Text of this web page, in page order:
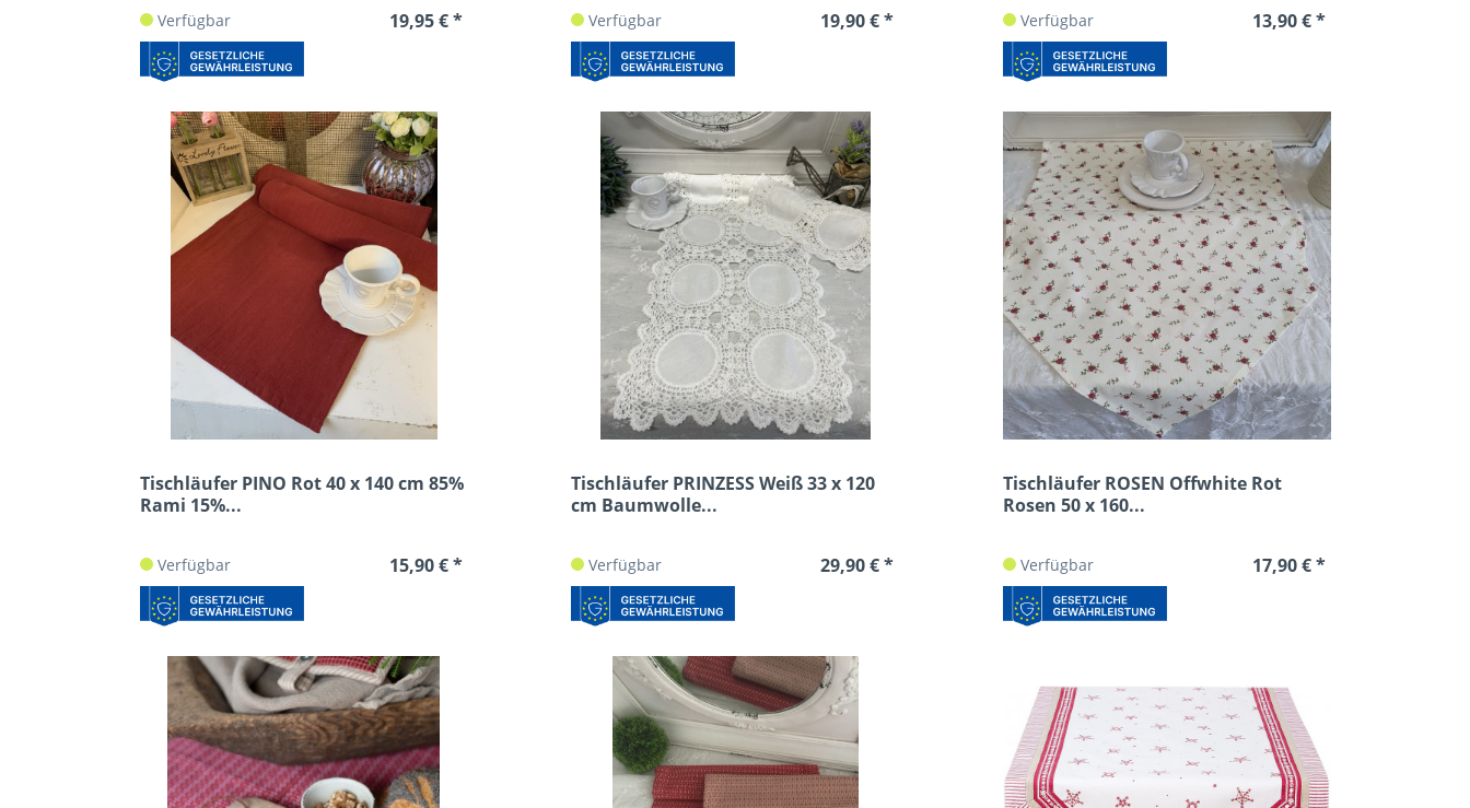
Verfügbar 19,95 € * Verfügbar 19,90 € * Verfügbar 13,90 € *
Tischläufer PINO Rot 40 x 140 cm 85%
Rami 15%...
Verfügbar 15,90 € *
Tischläufer PRINZESS Weiß 33 x 120
cm Baumwolle...
Verfügbar 29,90 € *
Tischläufer ROSEN Offwhite Rot
Rosen 50 x 160...
Verfügbar 17,90 € *